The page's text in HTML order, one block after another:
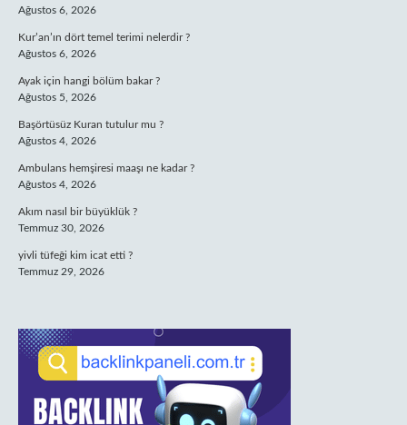
Ağustos 6, 2026
Kur’an’ın dört temel terimi nelerdir ?
Ağustos 6, 2026
Ayak için hangi bölüm bakar ?
Ağustos 5, 2026
Başörtüsüz Kuran tutulur mu ?
Ağustos 4, 2026
Ambulans hemşiresi maaşı ne kadar ?
Ağustos 4, 2026
Akım nasıl bir büyüklük ?
Temmuz 30, 2026
yivli tüfeği kim icat etti ?
Temmuz 29, 2026